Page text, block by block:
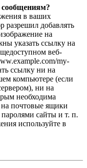
в ваших
разрешил добавлять
на
указать ссылку на
веб-
my-
ссылку ни на
компьютере (если
ни на
необходима
почтовые ящики
сайты и т. п.
используйте в